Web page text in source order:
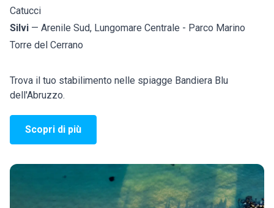
Catucci
Silvi — Arenile Sud, Lungomare Centrale - Parco Marino
Torre del Cerrano
Trova il tuo stabilimento nelle spiagge Bandiera Blu
dell'Abruzzo.
Scopri di più